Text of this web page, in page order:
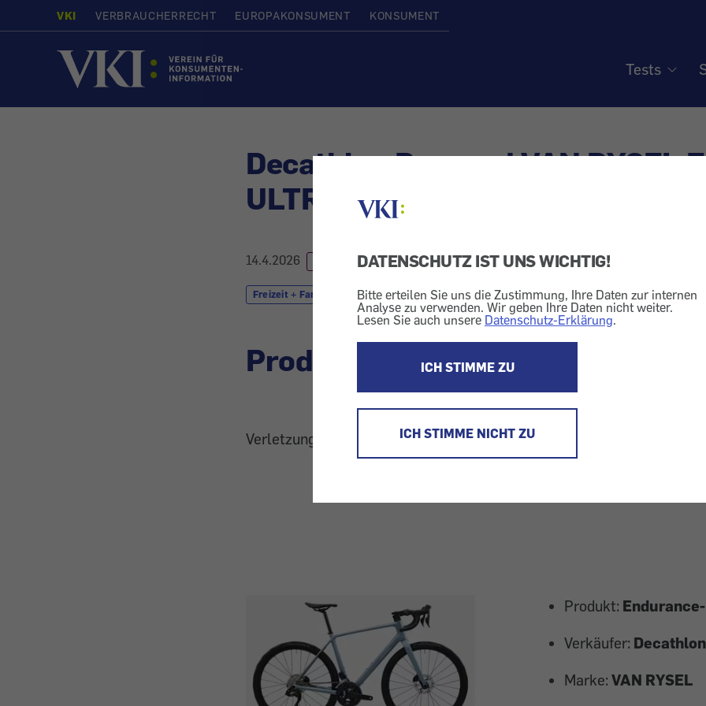
DATENSCHUTZ IST UNS WICHTIG!
Bitte erteilen Sie uns die Zustimmung, Ihre Daten zur internen
Analyse zu verwenden. Wir geben Ihre Daten nicht weiter.
Lesen Sie auch unsere Datenschutz-Erklärung.
ICH STIMME ZU
ICH STIMME NICHT ZU
VKI VERBRAUCHERRECHT EUROPAKONSUMENT KONSUMENT
Startseite
Tests
Decathlon Rennrad VAN RYSEL
ULTRA 105 DI2
14.4.2026 PRODUKTRÜCKRUF
Freizeit + Familie Verkehr + Transport
Produktrückruf
Verletzungsgefahr
Produkt:
Verkäufer: Decathlon
Marke: VAN RYSEL